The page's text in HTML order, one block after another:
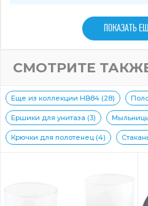
ПОКАЗАТЬ
СМОТРИТЕ
Еще из коллекции HB84 (28)
Ершики для унитаза (3)
Крючки для полотенец (4)